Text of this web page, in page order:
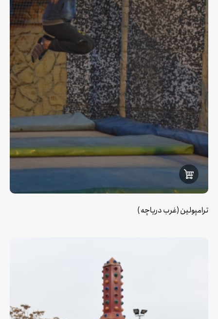
ترامپولین (غرب دریاچه )